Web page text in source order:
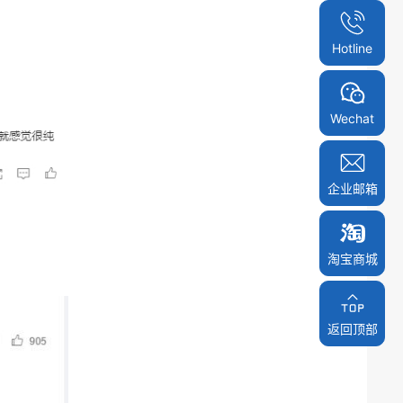
Hotline
Wechat
企业邮箱
淘宝商城
淘宝商城
返回顶部
返回顶部